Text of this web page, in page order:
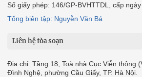
Số giấy phép: 146/GP-BVHTTDL, cấp
Tổng biên tập: Nguyễn Văn Bá
Liên hệ tòa soạn
Địa chỉ: Tầng 18, Toà nhà Cục Viễn thông
Đình Nghệ, phường Cầu Giấy, TP. Hà Nội.